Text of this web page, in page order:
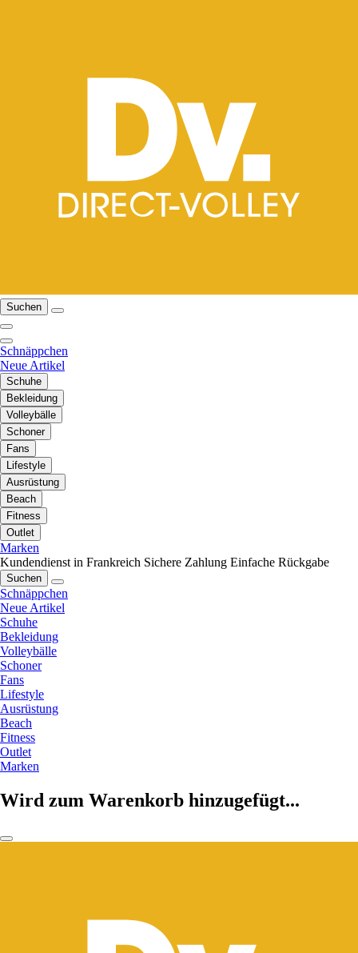
Suchen
Schnäppchen
Neue Artikel
Schuhe
Bekleidung
Volleybälle
Schoner
Fans
Lifestyle
Ausrüstung
Beach
Fitness
Outlet
Marken
Kundendienst in Frankreich Sichere Zahlung Einfache Rückgabe
Suchen
Schnäppchen
Neue Artikel
Schuhe
Bekleidung
Volleybälle
Schoner
Fans
Lifestyle
Ausrüstung
Beach
Fitness
Outlet
Marken
Wird zum Warenkorb hinzugefügt...